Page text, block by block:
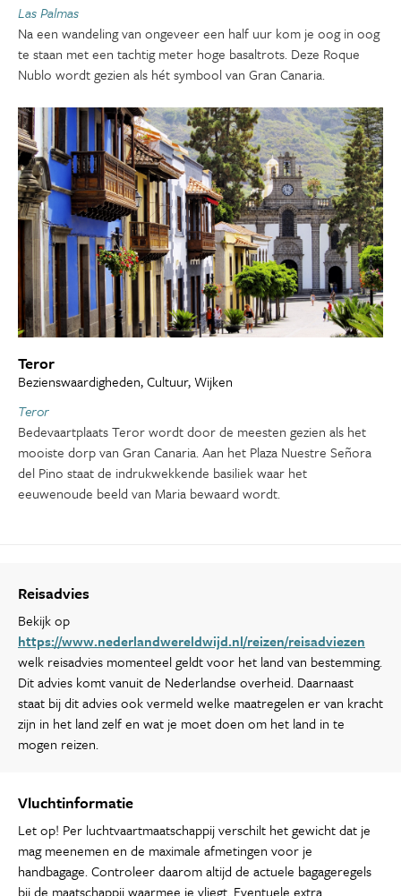
Las Palmas
Na een wandeling van ongeveer een half uur kom je oog in oog
te staan met een tachtig meter hoge basaltrots. Deze Roque
Nublo wordt gezien als hét symbool van Gran Canaria.
Teror
Bezienswaardigheden, Cultuur, Wijken
Teror
Bedevaartplaats Teror wordt door de meesten gezien als het
mooiste dorp van Gran Canaria. Aan het Plaza Nuestre Señora
del Pino staat de indrukwekkende basiliek waar het
eeuwenoude beeld van Maria bewaard wordt.
Reisadvies
Bekijk op
https://www.nederlandwereldwijd.nl/reizen/reisadviezen
welk reisadvies momenteel geldt voor het land van bestemming.
Dit advies komt vanuit de Nederlandse overheid. Daarnaast
staat bij dit advies ook vermeld welke maatregelen er van kracht
zijn in het land zelf en wat je moet doen om het land in te
mogen reizen.
Vluchtinformatie
Let op! Per luchtvaartmaatschappij verschilt het gewicht dat je
mag meenemen en de maximale afmetingen voor je
handbagage. Controleer daarom altijd de actuele bagageregels
bij de maatschappij waarmee je vliegt. Eventuele extra